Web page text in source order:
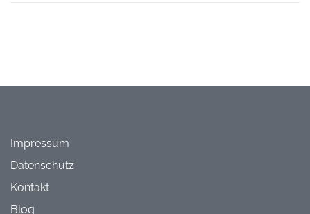
Impressum
Datenschutz
Kontakt
Blog